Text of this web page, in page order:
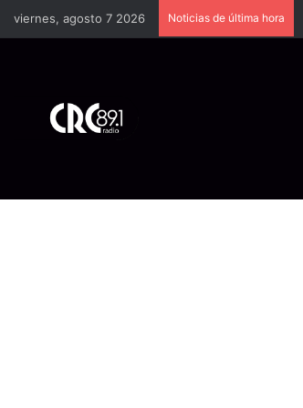
viernes, agosto 7 2026 Noticias de última hora